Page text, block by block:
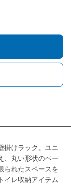
掛けラック。ユニ
、丸い形状のペー
られたスペースを
イレ収納アイテム